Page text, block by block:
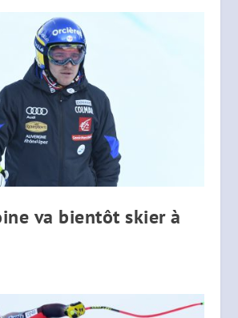
va bientôt skier à